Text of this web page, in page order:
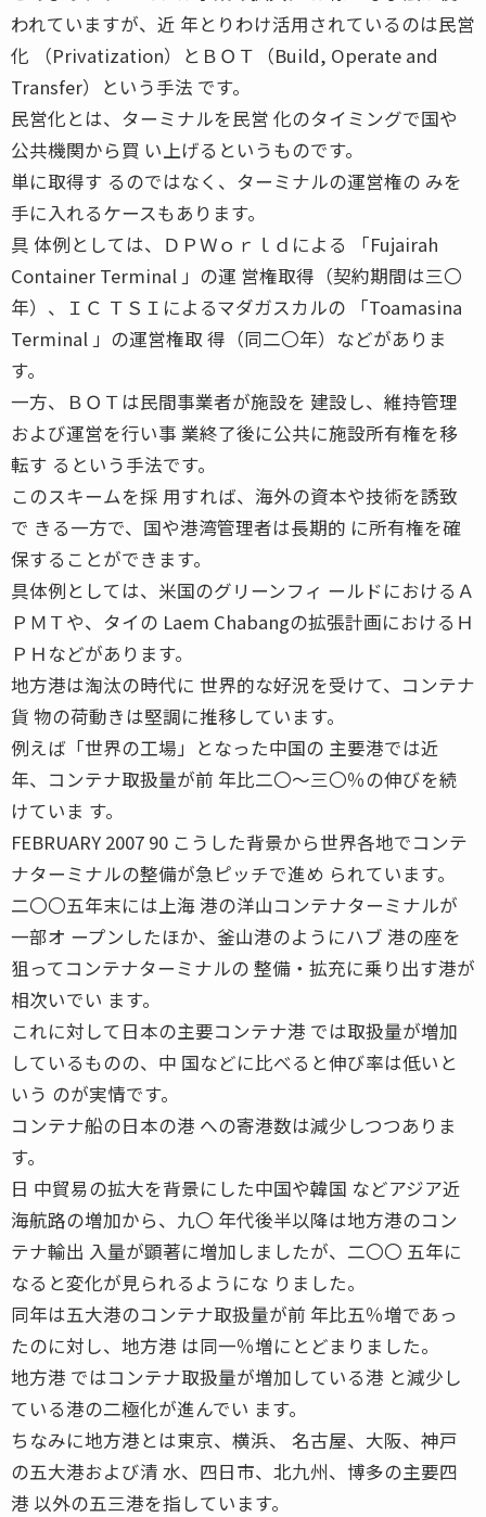
われていますが、近 年とりわけ活用されているのは民営
化 （Privatization）とＢＯＴ（Build, Operate and
Transfer）という手法 です。
民営化とは、ターミナルを民営 化のタイミングで国や
公共機関から買 い上げるというものです。
単に取得す るのではなく、ターミナルの運営権の みを
手に入れるケースもあります。
具 体例としては、ＤＰＷｏｒｌｄによる 「Fujairah
Container Terminal 」の運 営権取得（契約期間は三〇
年）、ＩＣ ＴＳＩによるマダガスカルの 「Toamasina
Terminal 」の運営権取 得（同二〇年）などがありま
す。
一方、ＢＯＴは民間事業者が施設を 建設し、維持管理
および運営を行い事 業終了後に公共に施設所有権を移
転す るという手法です。
このスキームを採 用すれば、海外の資本や技術を誘致
で きる一方で、国や港湾管理者は長期的 に所有権を確
保することができます。
具体例としては、米国のグリーンフィ ールドにおけるＡ
ＰＭＴや、タイの Laem Chabangの拡張計画におけるＨ
ＰＨなどがあります。
地方港は淘汰の時代に 世界的な好況を受けて、コンテナ
貨 物の荷動きは堅調に推移しています。
例えば「世界の工場」となった中国の 主要港では近
年、コンテナ取扱量が前 年比二〇〜三〇％の伸びを続
けていま す。
FEBRUARY 2007 90 こうした背景から世界各地でコンテ
ナターミナルの整備が急ピッチで進め られています。
二〇〇五年末には上海 港の洋山コンテナターミナルが
一部オ ープンしたほか、釜山港のようにハブ 港の座を
狙ってコンテナターミナルの 整備・拡充に乗り出す港が
相次いでい ます。
これに対して日本の主要コンテナ港 では取扱量が増加
しているものの、中 国などに比べると伸び率は低いと
いう のが実情です。
コンテナ船の日本の港 への寄港数は減少しつつありま
す。
日 中貿易の拡大を背景にした中国や韓国 などアジア近
海航路の増加から、九〇 年代後半以降は地方港のコン
テナ輸出 入量が顕著に増加しましたが、二〇〇 五年に
なると変化が見られるようにな りました。
同年は五大港のコンテナ取扱量が前 年比五％増であっ
たのに対し、地方港 は同一％増にとどまりました。
地方港 ではコンテナ取扱量が増加している港 と減少し
ている港の二極化が進んでい ます。
ちなみに地方港とは東京、横浜、 名古屋、大阪、神戸
の五大港および清 水、四日市、北九州、博多の主要四
港 以外の五三港を指しています。